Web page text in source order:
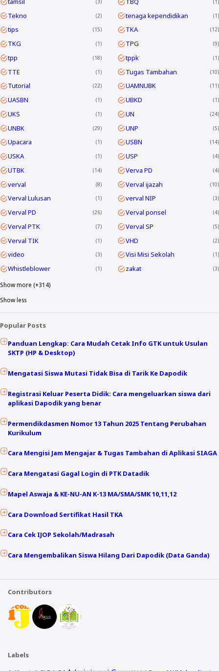
3 1
Tekno 2 tenaga kependidikan 1
tips 15 TKA 12
TKG 1 TPG 9
tpp 18 tppk 1
TTE 1 Tugas Tambahan 10
Tutorial 22 UAMNUBK 11
UASBN 1 UBKD 1
UKS 1 UN 24
UNBK 29 UNP 5
Upacara 1 USBN 14
USKA 1 USP 4
UTBK 14 Verva PD 4
verval 8 Verval ijazah 10
Verval Lulusan 1 verval NIP 3
Verval PD 26 Verval ponsel 4
Verval PTK 7 Verval SP 5
Verval TIK 1 VHD 2
video 3 Visi Misi Sekolah 1
Whistleblower 1 zakat 3
Show more (+314)
Show less
Popular Posts
Panduan Lengkap: Cara Mudah Cetak Info GTK untuk Usulan
SKTP (HP & Desktop)
Mengatasi Siswa Mutasi Tidak Bisa di Tarik Ke Dapodik
Registrasi Keluar Peserta Didik: Cara mengeluarkan siswa dari
aplikasi Dapodik yang benar
Permendikdasmen Nomor 13 Tahun 2025 Tentang Perubahan
Kurikulum
Cara Mengisi Jam Mengajar & Tugas Tambahan di Aplikasi SIAGA
Cara Mengatasi Gagal Login di PTK Datadik
Mapel Aswaja & KE-NU-AN K-13 MA/SMA/SMK 10,11,12
Cara Download Sertifikat Hasil TKA
Cara Cek IJOP Sekolah/Madrasah
Cara Mengembalikan Siswa Hilang Dari Dapodik (Data Ganda)
Contributors
Labels